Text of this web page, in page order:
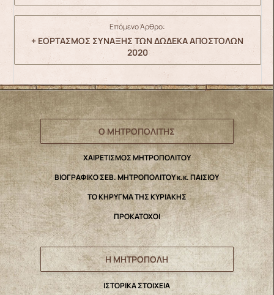
Επόμενο Άρθρο:
+ ΕΟΡΤΑΣΜΟΣ ΣΥΝΑΞΗΣ ΤΩΝ ΔΩΔΕΚΑ ΑΠΟΣΤΟΛΩΝ
2020
Ο ΜΗΤΡΟΠΟΛΙΤΗΣ
ΧΑΙΡΕΤΙΣΜΟΣ ΜΗΤΡΟΠΟΛΙΤΟΥ
ΒΙΟΓΡΑΦΙΚΟ ΣΕΒ. ΜΗΤΡΟΠΟΛΙΤΟΥ κ.κ. ΠΑΙΣΙΟΥ
ΤΟ ΚΗΡΥΓΜΑ ΤΗΣ ΚΥΡΙΑΚΗΣ
ΠΡΟΚΑΤΟΧΟΙ
Η ΜΗΤΡΟΠΟΛΗ
IΣΤΟΡΙΚΑ ΣΤΟΙΧΕΙΑ